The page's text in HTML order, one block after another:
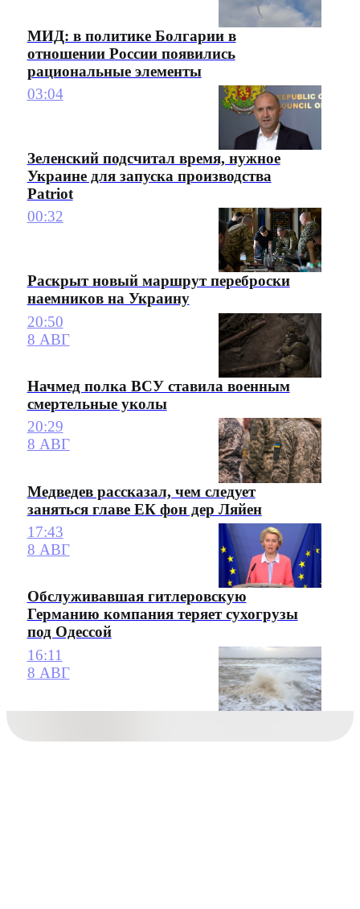
МИД: в политике Болгарии в
отношении России появились
рациональные элементы
03:04
Зеленский подсчитал время, нужное
Украине для запуска производства
Patriot
00:32
Раскрыт новый маршрут переброски
наемников на Украину
20:50
8 АВГ
Начмед полка ВСУ ставила военным
смертельные уколы
20:29
8 АВГ
Медведев рассказал, чем следует
заняться главе ЕК фон дер Ляйен
17:43
8 АВГ
Обслуживавшая гитлеровскую
Германию компания теряет сухогрузы
под Одессой
16:11
8 АВГ